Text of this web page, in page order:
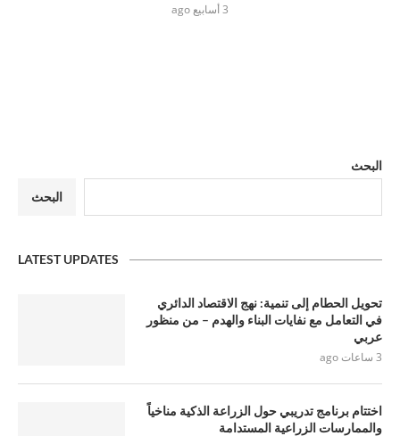
3 أسابيع ago
البحث
البحث
LATEST UPDATES
تحويل الحطام إلى تنمية: نهج الاقتصاد الدائري
في التعامل مع نفايات البناء والهدم – من منظور
عربي
3 ساعات ago
اختتام برنامج تدريبي حول الزراعة الذكية مناخياً
والممارسات الزراعية المستدامة